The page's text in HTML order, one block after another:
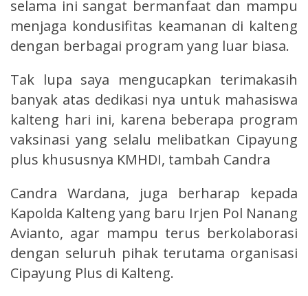
selama ini sangat bermanfaat dan mampu
menjaga kondusifitas keamanan di kalteng
dengan berbagai program yang luar biasa.
Tak lupa saya mengucapkan terimakasih
banyak atas dedikasi nya untuk mahasiswa
kalteng hari ini, karena beberapa program
vaksinasi yang selalu melibatkan Cipayung
plus khususnya KMHDI, tambah Candra
Candra Wardana, juga berharap kepada
Kapolda Kalteng yang baru Irjen Pol Nanang
Avianto, agar mampu terus berkolaborasi
dengan seluruh pihak terutama organisasi
Cipayung Plus di Kalteng.